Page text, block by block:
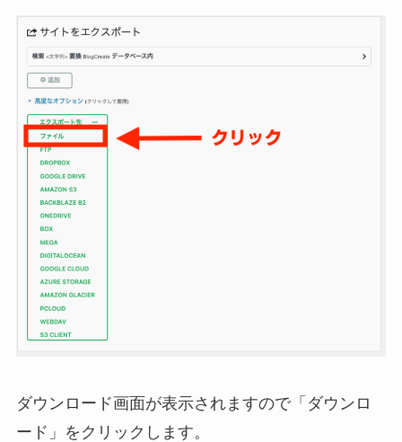
ダウンロード画面が表示されますので「ダウンロ
ード」をクリックします。